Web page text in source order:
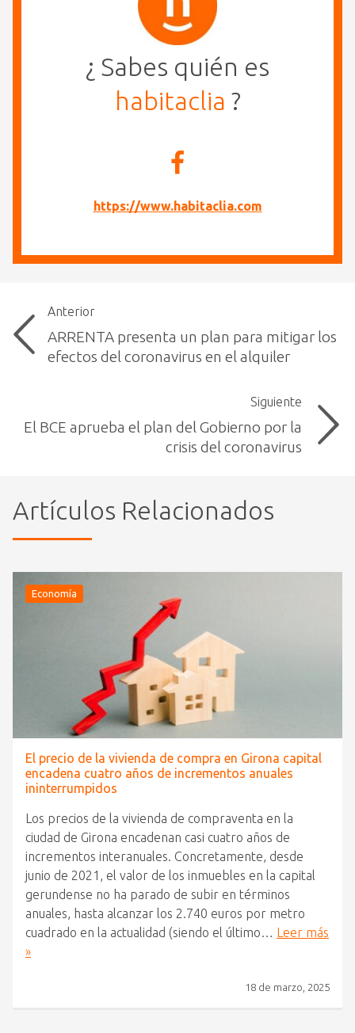
¿ Sabes quién es
habitaclia ?
https://www.habitaclia.com
Anterior
ARRENTA presenta un plan para mitigar los
efectos del coronavirus en el alquiler
Siguiente
El BCE aprueba el plan del Gobierno por la
crisis del coronavirus
Artículos Relacionados
Economía
El precio de la vivienda de compra en Girona capital
encadena cuatro años de incrementos anuales
ininterrumpidos
Los precios de la vivienda de compraventa en la
ciudad de Girona encadenan casi cuatro años de
incrementos interanuales. Concretamente, desde
junio de 2021, el valor de los inmuebles en la capital
gerundense no ha parado de subir en términos
anuales, hasta alcanzar los 2.740 euros por metro
cuadrado en la actualidad (siendo el último… Leer más
»
18 de marzo, 2025